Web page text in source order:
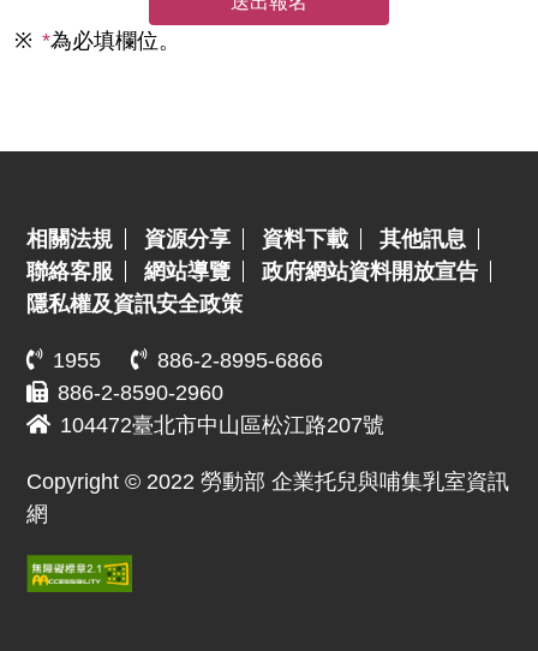
※ *為必填欄位。
:::
相關法規 資源分享 資料下載
其他訊息
聯絡客服
網站導覽
政府網站資料開放宣告
隱私權及資訊安全政策
1955
886-2-8995-6866
886-2-8590-2960
104472臺北市中山區松江路207號
Copyright © 2022 勞動部 企業托兒與哺集乳室資訊
網